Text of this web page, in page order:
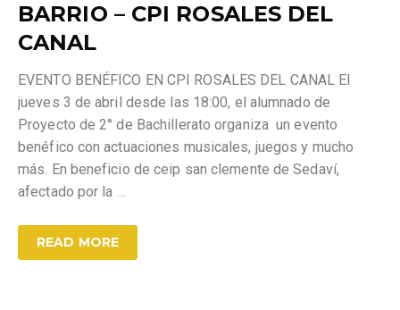
BARRIO – CPI ROSALES DEL
CANAL
EVENTO BENÉFICO EN CPI ROSALES DEL CANAL El
jueves 3 de abril desde las 18:00, el alumnado de
Proyecto de 2° de Bachillerato organiza un evento
benéfico con actuaciones musicales, juegos y mucho
más. En beneficio de ceip san clemente de Sedaví,
afectado por la …
READ MORE